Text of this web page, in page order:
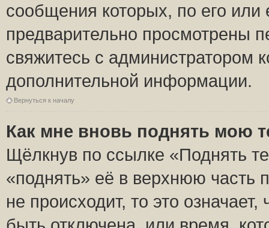
сообщения которых, по его
предварительно просмотрены
свяжитесь с администратором
дополнительной информации.
Вернуться к началу
Как мне вновь поднять мою
Щёлкнув по ссылке «Поднять
«поднять» её в верхнюю часть
не происходит, то это